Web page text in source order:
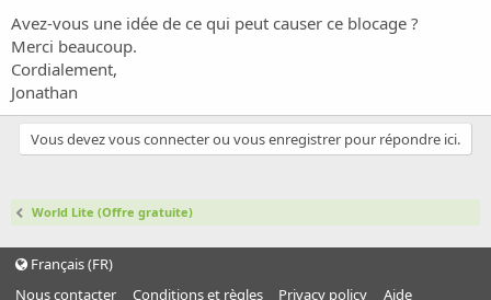
Avez-vous une idée de ce qui peut causer ce blocage ?
Merci beaucoup.
Cordialement,
Jonathan
Vous devez vous connecter ou vous enregistrer pour répondre ici.
World Lite (Offre gratuite)
Français (FR)
Nous contacter
Conditions et règles Privacy policy Aide